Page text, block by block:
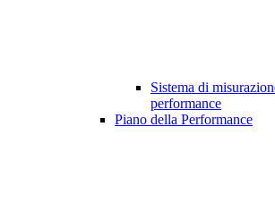
Sistema di
performance
Piano della Performance